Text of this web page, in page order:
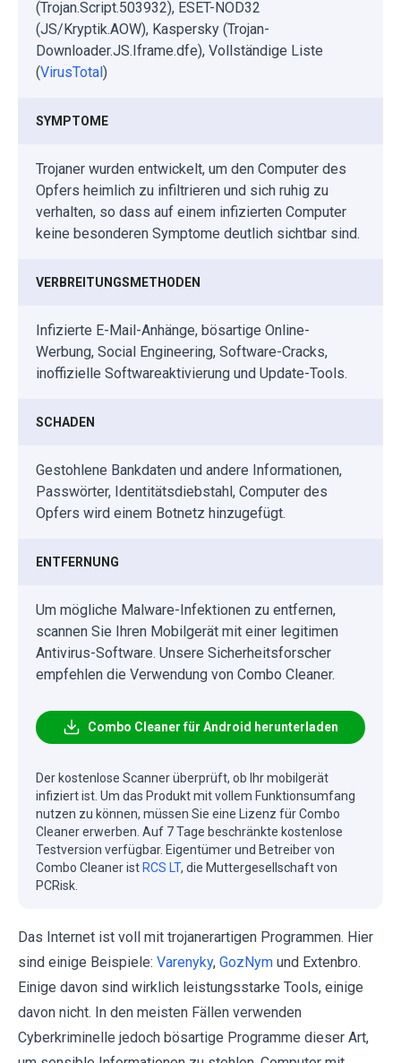
(Trojan.Script.503932), ESET-NOD32
(JS/Kryptik.AOW), Kaspersky (Trojan-
Downloader.JS.Iframe.dfe), Vollständige Liste
(VirusTotal)
SYMPTOME
Trojaner wurden entwickelt, um den Computer des
Opfers heimlich zu infiltrieren und sich ruhig zu
verhalten, so dass auf einem infizierten Computer
keine besonderen Symptome deutlich sichtbar sind.
VERBREITUNGSMETHODEN
Infizierte E-Mail-Anhänge, bösartige Online-
Werbung, Social Engineering, Software-Cracks,
inoffizielle Softwareaktivierung und Update-Tools.
SCHADEN
Gestohlene Bankdaten und andere Informationen,
Passwörter, Identitätsdiebstahl, Computer des
Opfers wird einem Botnetz hinzugefügt.
ENTFERNUNG
Um mögliche Malware-Infektionen zu entfernen,
scannen Sie Ihren Mobilgerät mit einer legitimen
Antivirus-Software. Unsere Sicherheitsforscher
empfehlen die Verwendung von Combo Cleaner.
Combo Cleaner für Android herunterladen
Der kostenlose Scanner überprüft, ob Ihr mobilgerät
infiziert ist. Um das Produkt mit vollem Funktionsumfang
nutzen zu können, müssen Sie eine Lizenz für Combo
Cleaner erwerben. Auf 7 Tage beschränkte kostenlose
Testversion verfügbar. Eigentümer und Betreiber von
Combo Cleaner ist RCS LT, die Muttergesellschaft von
PCRisk.
Das Internet ist voll mit trojanerartigen Programmen. Hier
sind einige Beispiele: Varenyky, GozNym und Extenbro.
Einige davon sind wirklich leistungsstarke Tools, einige
davon nicht. In den meisten Fällen verwenden
Cyberkriminelle jedoch bösartige Programme dieser Art,